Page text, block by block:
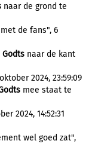
naar de grond te
de fans", 6
Godts naar de kant
2024, 23:59:09
mee staat te
2024, 14:52:31
wel goed zat",